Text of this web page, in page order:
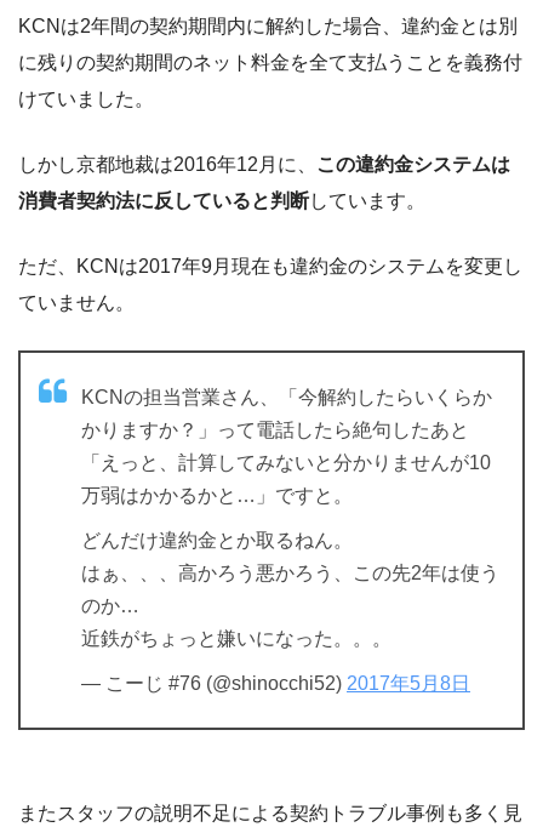
KCNは2年間の契約期間内に解約した場合、違約金とは別
に残りの契約期間のネット料金を全て支払うことを義務付
けていました。
しかし京都地裁は2016年12月に、
この違約金システムは
消費者契約法に反していると判断しています。
ただ、KCNは2017年9月現在も違約金のシステムを変更し
ていません。
KCNの担当営業さん、「今解約したらいくらか
かりますか？」って電話したら絶句したあと
「えっと、計算してみないと分かりませんが10
万弱はかかるかと…」ですと。
どんだけ違約金とか取るねん。
はぁ、、、高かろう悪かろう、この先2年は使う
のか…
近鉄がちょっと嫌いになった。。。
— こーじ #76 (@shinocchi52) 2017年5月8日
またスタッフの説明不足による契約トラブル事例も多く見